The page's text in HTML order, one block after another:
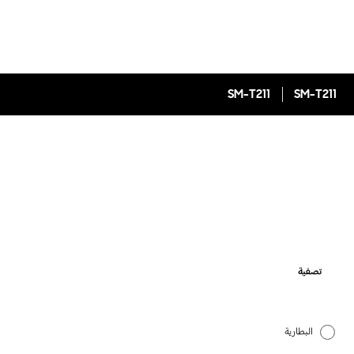
SM-T211
SM-T211
تصفية
البطارية